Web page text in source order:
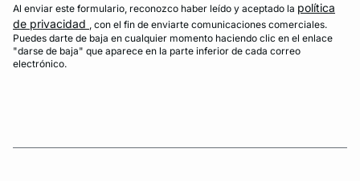
Al enviar este formulario, reconozco haber leído y aceptado la política
de privacidad , con el fin de enviarte comunicaciones comerciales.
Puedes darte de baja en cualquier momento haciendo clic en el enlace
"darse de baja" que aparece en la parte inferior de cada correo
electrónico.